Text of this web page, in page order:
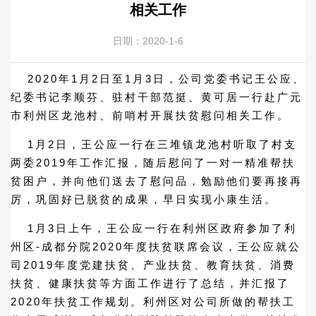
相关工作
日期：2020-1-6
2020年1月2日至1月3日，公司党委书记王公应、
纪委书记李顺芬、驻村干部范挺、黄可居一行赴广元
市利州区龙池村、前哨村开展扶贫慰问相关工作。
1月2日，王公应一行在三堆镇龙池村听取了村支
两委2019年工作汇报，随后慰问了一对一精准帮扶
贫困户，并向他们送去了慰问品，勉励他们要再接再
厉，巩固好已脱贫的成果，早日实现小康生活。
1月3日上午，王公应一行在利州区政府参加了利
州区-成都分院2020年度扶贫联席会议，王公应就公
司2019年度党建扶贫、产业扶贫、教育扶贫、消费
扶贫、健康扶贫等方面工作进行了总结，并汇报了
2020年扶贫工作规划。利州区对公司所做的帮扶工